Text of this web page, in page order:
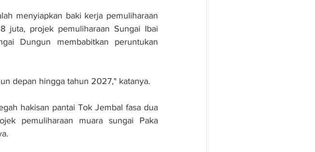
menyiapkan baki kerja pemuliharaan
juta, projek pemuliharaan Sungai Ibai
Dungun membabitkan peruntukan
depan hingga tahun 2027," katanya.
hakisan pantai Tok Jembal fasa dua
pemuliharaan muara sungai Paka